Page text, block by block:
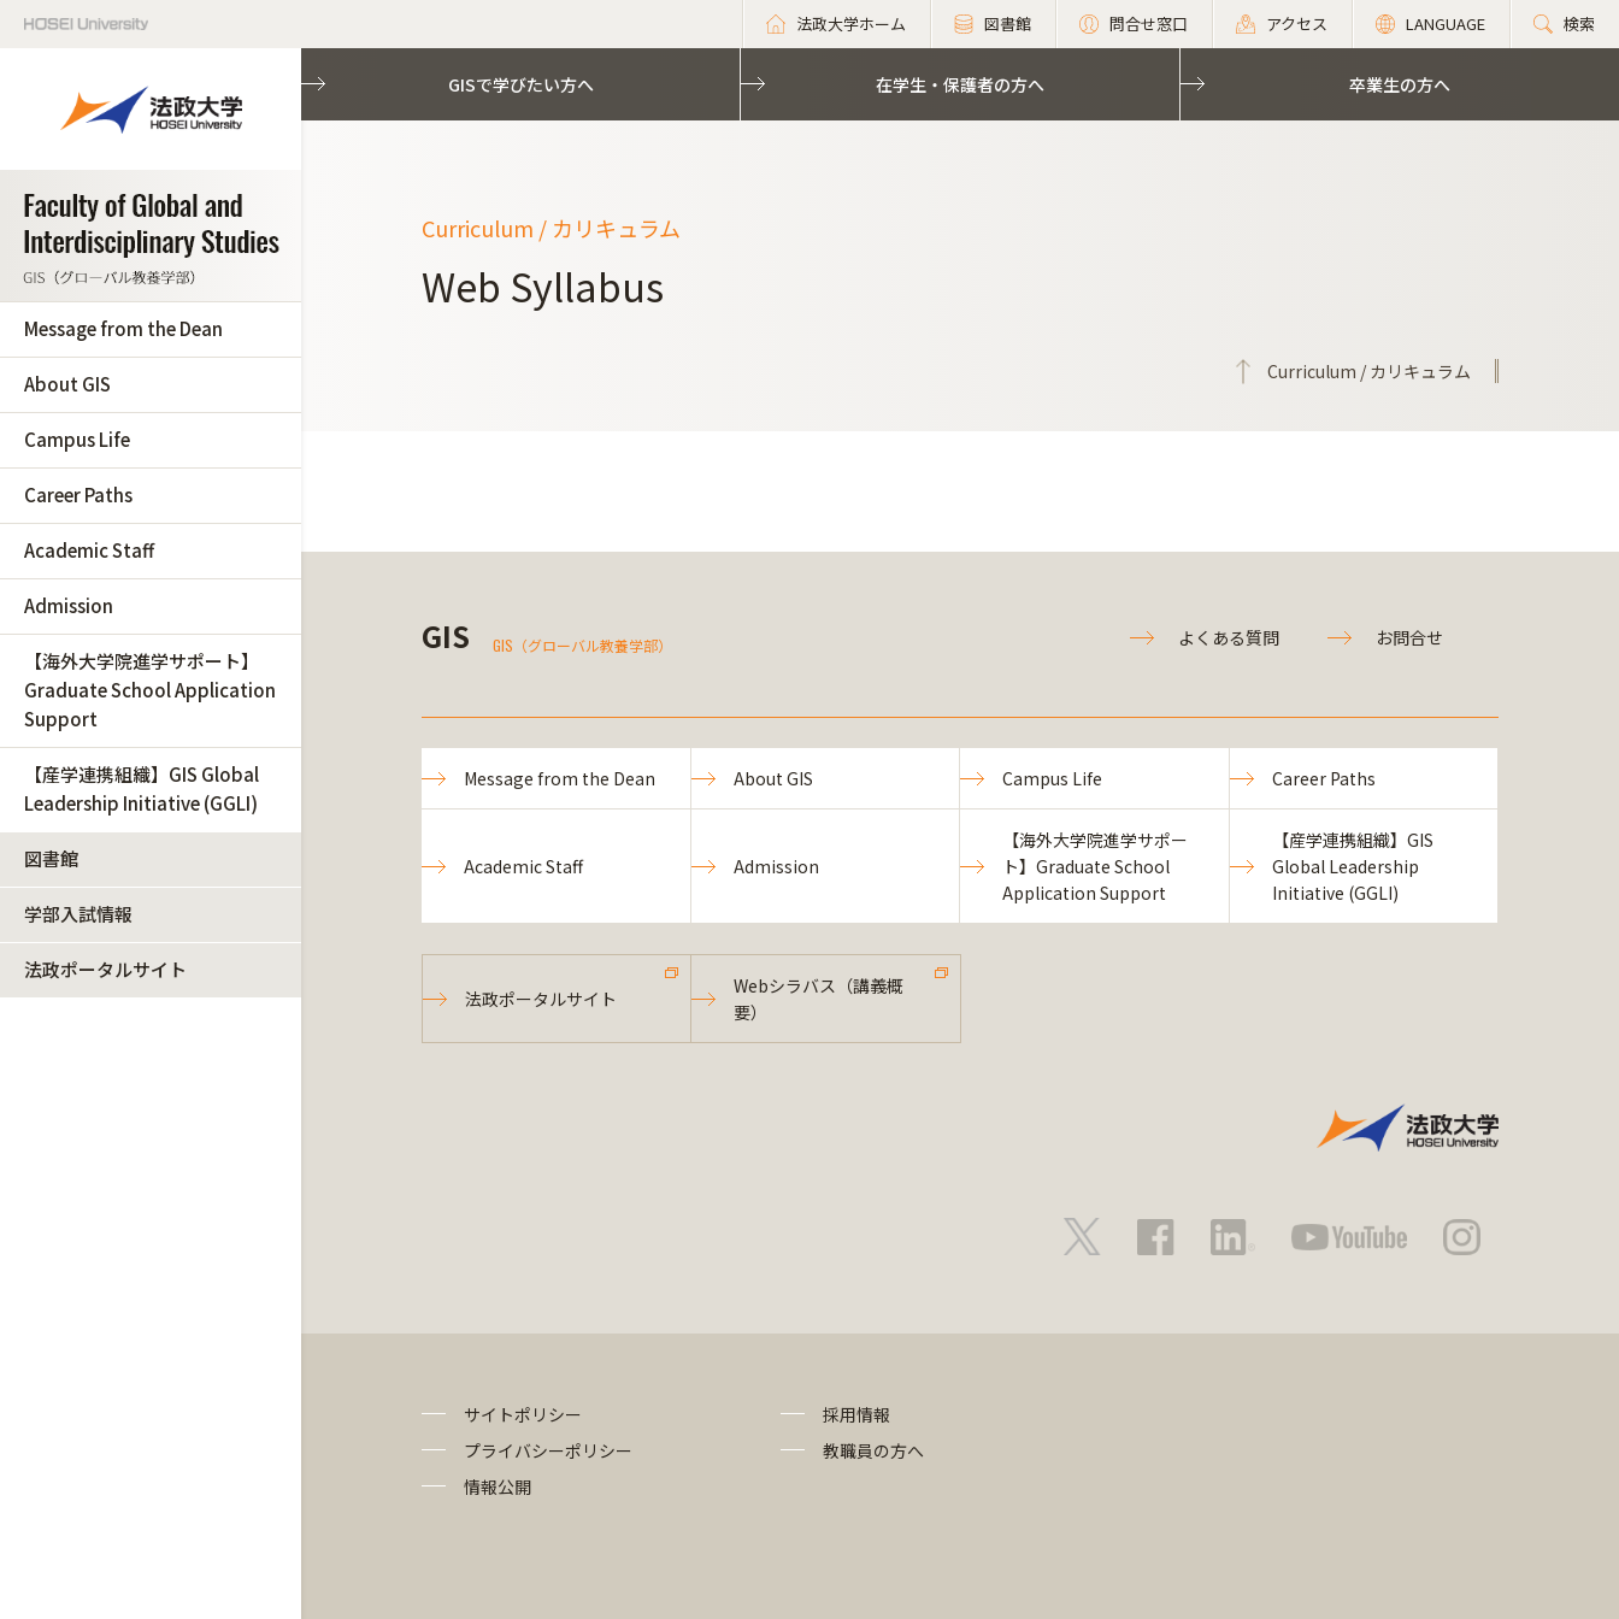
法政大学ホーム 図書館 問合せ窓口 アクセス LANGUAGE 検索
Message from the Dean
About GIS
Campus Life
Career Paths
Academic Staff
Admission
【海外大学院進学サポート】
Graduate School Application
Support
【産学連携組織】GIS Global
Leadership Initiative (GGLI)
図書館
学部入試情報
法政ポータルサイト
GISで学びたい方へ 在学生・保護者の方へ 卒業生の方へ
Curriculum / カリキュラム
Web Syllabus
Curriculum / カリキュラム
GIS GIS（グローバル教養学部） よくある質問 お問合せ
Message from the Dean About GIS Campus Life Career Paths
Academic Staff Admission
【海外大学院進学サポー
ト】Graduate School
Application Support
【産学連携組織】GIS
Global Leadership
Initiative (GGLI)
法政ポータルサイト
Webシラバス（講義概
要）
サイトポリシー
プライバシーポリシー
情報公開
採用情報
教職員の方へ